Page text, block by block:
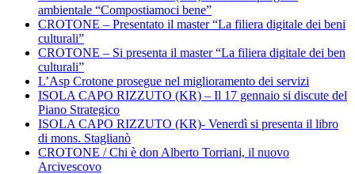
ambientale “Compostiamoci bene”
CROTONE – Presentato il master “La filiera digitale dei beni
culturali”
CROTONE – Si presenta il master “La filiera digitale dei ben
culturali”
L’Asp Crotone prosegue nel miglioramento dei servizi
ISOLA CAPO RIZZUTO (KR) – Il 17 gennaio si discute del
Piano Strategico
ISOLA CAPO RIZZUTO (KR)- Venerdì si presenta il libro
di mons. Staglianò
CROTONE / Chi è don Alberto Torriani, il nuovo
Arcivescovo